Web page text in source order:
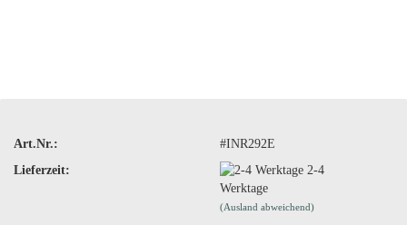
Art.Nr.:
#INR292E
Lieferzeit:
2-4
Werktage
(Ausland abweichend)